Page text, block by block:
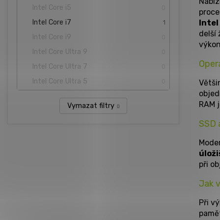
Intel Core i5
Intel Core i7 1
Intel Core i9
Intel Core Ultra 9
Intel Core Ultra 7
Intel Core Ultra 5
Vymazat filtry
Intel
delší
RAM
SSD
při
Jak
Při